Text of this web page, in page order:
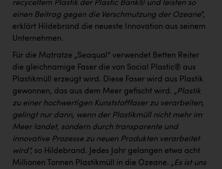
recyceltem Plastik der Plastic Bank® und leisten so
einen Beitrag gegen die Verschmutzung der Ozeane“,
erklärt Hildebrand die neueste Innovation aus seinem
Unternehmen.
Für die Matratze „Seaqual“ verwendet Betten Reiter
die gleichnamige Faser die von Social Plastic® aus
Plastikmüll erzeugt wird. Diese Faser wird aus Plastik
gewonnen, das aus dem Meer gefischt wird. „Plastik
zu einer hochwertigen Kunststofffaser zu verarbeiten,
gelingt nur dann, wenn der Plastikmüll nicht mehr im
Meer landet, sondern durch transparente und
innovative Prozesse zu neuen Produkten verarbeitet
wird“, so Hildebrand. Jedes Jahr gelangen etwa acht
Millionen Tonnen Plastikmüll in die Ozeane. „Es ist uns